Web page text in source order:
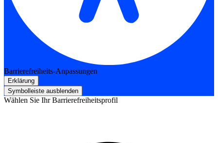
Barrierefreiheits-Anpassungen
Erklärung
Symbolleiste ausblenden
Wählen Sie Ihr Barrierefreiheitsprofil